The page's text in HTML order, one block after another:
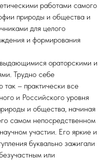
работами самого
природы и общества и
для целого
и формирования
ораторскими и
Трудно себе
так – практически все
и Российского уровня
и общества, начиная
самом непосредственном
участии. Его яркие и
буквально зажигали
или